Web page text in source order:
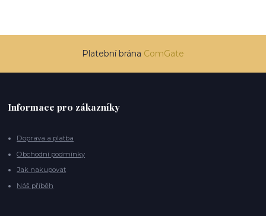
Platební brána ComGate
Informace pro zákazníky
Doprava a platba
Obchodní podmínky
Jak nakupovat
Náš příběh